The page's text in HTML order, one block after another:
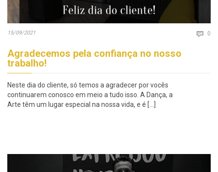
15/09/2021  0
Agradecemos pela confiança no nosso
trabalho!
Neste dia do cliente, só temos a agradecer por vocês
continuarem conosco em meio a tudo isso. A Dança, a
Arte têm um lugar especial na nossa vida, e é […]